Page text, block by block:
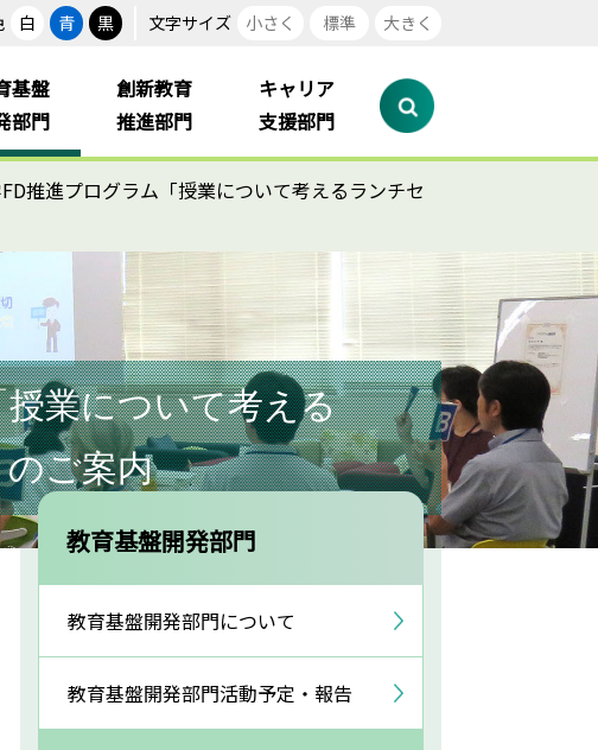
白 青 黒 文字サイズ 小さく 標準 大きく
基盤
部門
創新教育
推進部門
キャリア
支援部門
推進プログラム「授業について考えるランチセ
業について考える
ご案内
教育基盤開発部門
教育基盤開発部門について
教育基盤開発部門活動予定・報告